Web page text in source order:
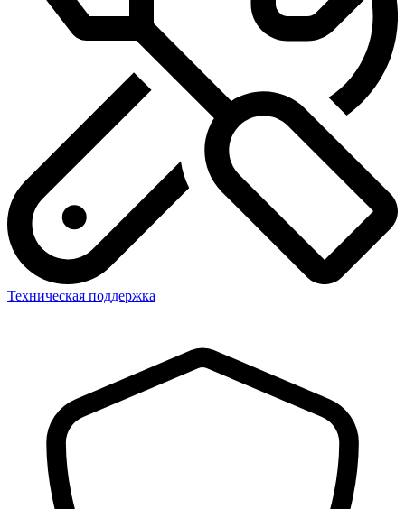
Техническая поддержка